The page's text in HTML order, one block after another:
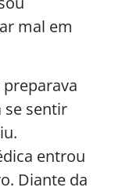
mal em
se sentir
entrou
Diante da